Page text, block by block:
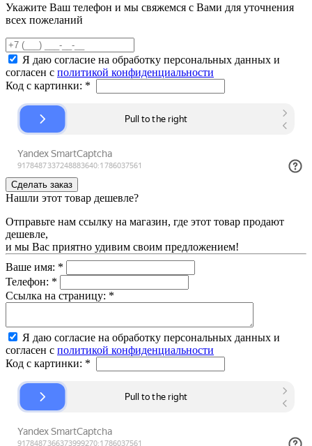
Укажите Ваш телефон и мы свяжемся с Вами для уточнения
всех пожеланий
Я даю согласие на обработку персональных данных и
согласен с политикой конфиденциальности
Код с картинки: *
Нашли этот товар дешевле?
Отправьте нам ссылку на магазин, где этот товар продают
дешевле,
и мы Вас приятно удивим своим предложением!
Ваше имя: *
Телефон: *
Ссылка на страницу: *
Я даю согласие на обработку персональных данных и
согласен с политикой конфиденциальности
Код с картинки: *